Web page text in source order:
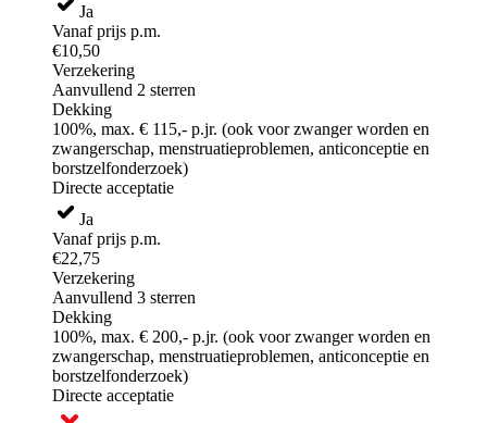
Ja
Vanaf prijs p.m.
€10,50
Verzekering
Aanvullend 2 sterren
Dekking
100%, max. € 115,- p.jr. (ook voor zwanger worden en
zwangerschap, menstruatieproblemen, anticonceptie en
borstzelfonderzoek)
Directe acceptatie
Ja
Vanaf prijs p.m.
€22,75
Verzekering
Aanvullend 3 sterren
Dekking
100%, max. € 200,- p.jr. (ook voor zwanger worden en
zwangerschap, menstruatieproblemen, anticonceptie en
borstzelfonderzoek)
Directe acceptatie